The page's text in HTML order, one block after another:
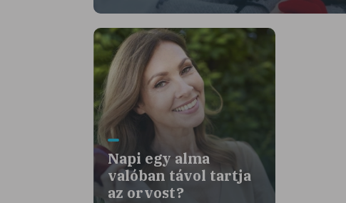
Napi egy alma
valóban távol tartja
az orvost?